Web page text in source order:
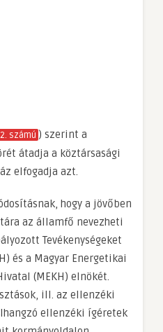
. számú ) szerint a
átadja a köztársasági
elfogadja azt.
hogy a jövőben
az államfő nevezheti
Tevékenységeket
és a Magyar Energetikai
(MEKH) elnökét.
ill. az ellenzéki
ellenzéki ígéretek